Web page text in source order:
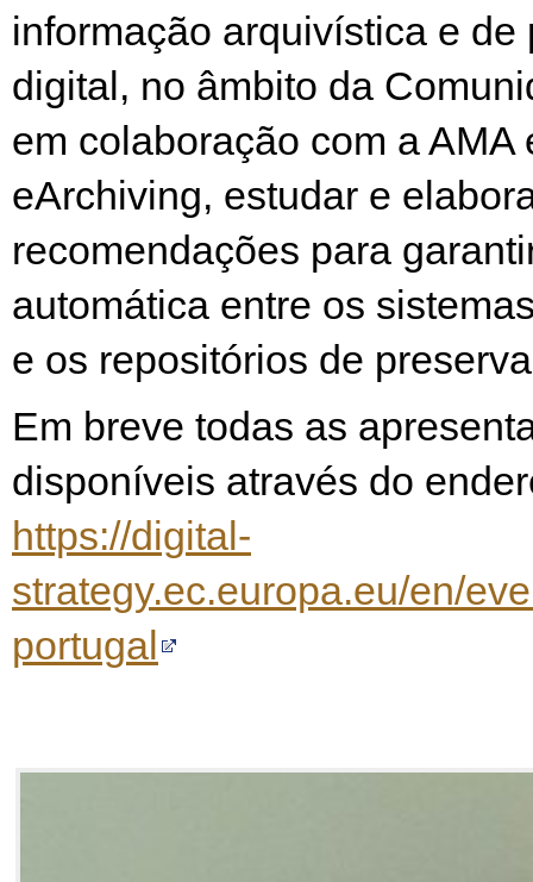
informação arquivística e de
digital, no âmbito da
em colaboração com a AMA
eArchiving, estudar e
recomendações para
automática entre os
e os repositórios de
Em breve todas as
disponíveis através do
https://digital-
strategy.ec.europa.eu/en/
portugal